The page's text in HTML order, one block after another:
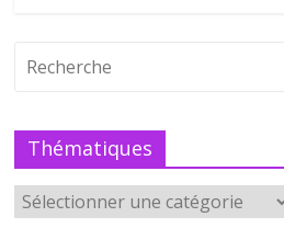
Thématiques